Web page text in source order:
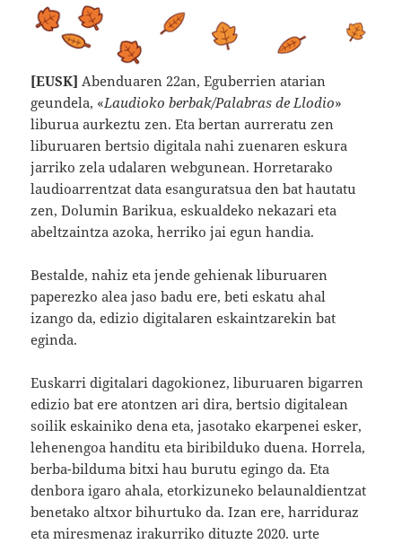
[EUSK] Abenduaren 22an, Eguberrien atarian
geundela, «Laudioko berbak/Palabras de Llodio»
liburua aurkeztu zen. Eta bertan aurreratu zen
liburuaren bertsio digitala nahi zuenaren eskura
jarriko zela udalaren webgunean. Horretarako
laudioarrentzat data esanguratsua den bat hautatu
zen, Dolumin Barikua, eskualdeko nekazari eta
abeltzaintza azoka, herriko jai egun handia.
Bestalde, nahiz eta jende gehienak liburuaren
paperezko alea jaso badu ere, beti eskatu ahal
izango da, edizio digitalaren eskaintzarekin bat
eginda.
Euskarri digitalari dagokionez, liburuaren bigarren
edizio bat ere atontzen ari dira, bertsio digitalean
soilik eskainiko dena eta, jasotako ekarpenei esker,
lehenengoa handitu eta biribilduko duena. Horrela,
berba-bilduma bitxi hau burutu egingo da. Eta
denbora igaro ahala, etorkizuneko belaunaldientzat
benetako altxor bihurtuko da. Izan ere, harriduraz
eta miresmenaz irakurriko dituzte 2020. urte